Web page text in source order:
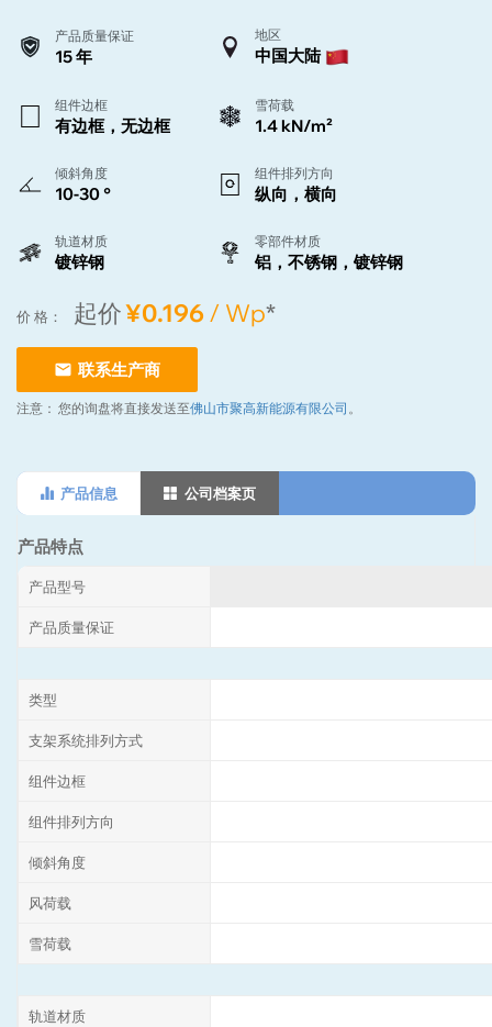
产品质量保证
15 年
地区
中国大陆
组件边框
有边框，无边框
雪荷载
1.4 kN/m²
倾斜角度
10-30 °
组件排列方向
纵向，横向
轨道材质
镀锌钢
零部件材质
铝，不锈钢，镀锌钢
价 格： 起价¥0.196/ Wp*
联系生产商
注意： 您的询盘将直接发送至佛山市聚高新能源有限公司 。
产品信息 公司档案页
产品特点
产品型号
产品质量保证
类型
支架系统排列方式
组件边框
组件排列方向
倾斜角度
风荷载
雪荷载
轨道材质